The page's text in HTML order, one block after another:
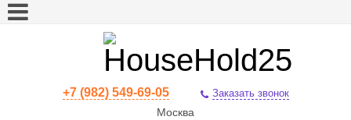
+7 (982) 549-69-05 Заказать звонок
Москва